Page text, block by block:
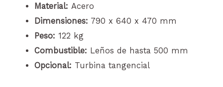
Material: Acero
Dimensiones: 790 x 640 x 470 mm
Peso: 122 kg
Combustible: Leños de hasta 500 mm
Opcional: Turbina tangencial